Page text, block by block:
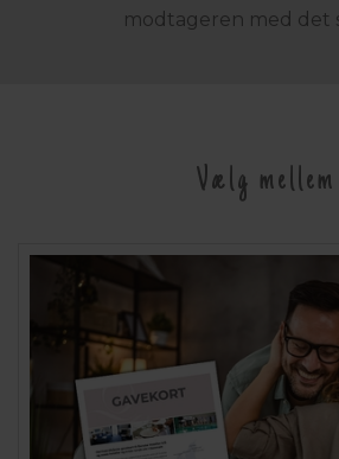
modtageren med det
Vælg mellem